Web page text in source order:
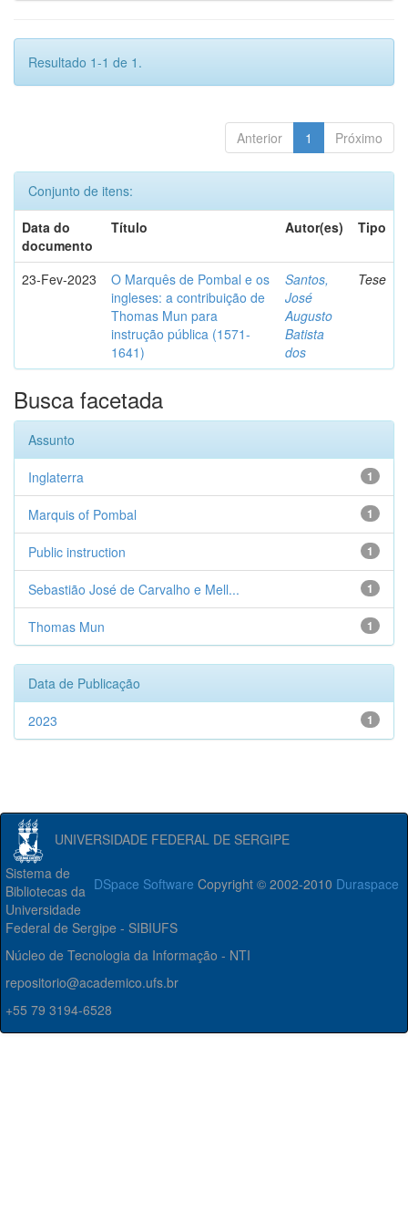
Resultado 1-1 de 1.
Anterior 1 Próximo
Conjunto de itens:
Data do
documento
Título Autor(es) Tipo
23-Fev-2023
O Marquês de Pombal e os
ingleses: a contribuição de
Thomas Mun para
instrução pública (1571-
1641)
Santos,
José
Augusto
Batista
dos
Tese
Busca facetada
Assunto
1
Inglaterra
1
Marquis of Pombal
1
Public instruction
1
Sebastião José de Carvalho e Mell...
1
Thomas Mun
Data de Publicação
1
2023
UNIVERSIDADE FEDERAL DE SERGIPE
DSpace Software Copyright © 2002-2010 Duraspace
Sistema de
Bibliotecas da
Universidade
Federal de Sergipe - SIBIUFS
Núcleo de Tecnologia da Informação - NTI
repositorio@academico.ufs.br
+55 79 3194-6528